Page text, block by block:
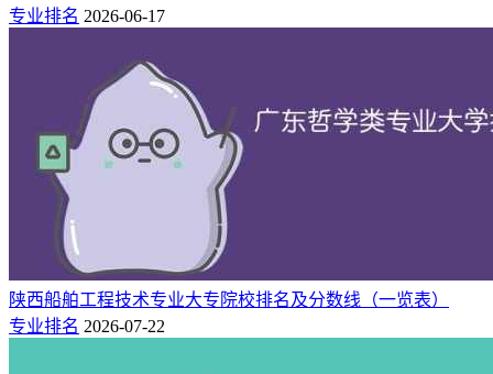
专业排名 2026-06-17
陕西船舶工程技术专业大专院校排名及分数线（一览表）
专业排名 2026-07-22